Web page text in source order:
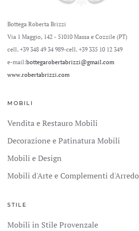
Bottega Roberta Brizzi
Via 1 Maggio, 142 - 51010 Massa e Cozzile (PT)
cell. +39 348 49 34 989-cell. +39 335 10 12 349
e-mail:bottegarobertabrizzi@gmail.com
www.robertabrizzi.com
MOBILI
Vendita e Restauro Mobili
Decorazione e Patinatura Mobili
Mobili e Design
Mobili d'Arte e Complementi d'Arredo
STILE
Mobili in Stile Provenzale